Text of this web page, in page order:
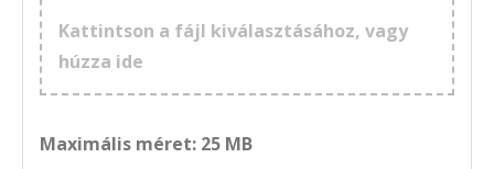
Kattintson a fájl kiválasztásához, vagy
húzza ide
Maximális méret: 25 MB